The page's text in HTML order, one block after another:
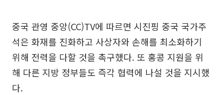
중국 관영 중앙(CC)TV에 따르면 시진핑 중국 국가주
석은 화재를 진화하고 사상자와 손해를 최소화하기
위해 전력을 다할 것을 촉구했다. 또 홍콩 지원을 위
해 다른 지방 정부들도 즉각 협력에 나설 것을 지시했
다.